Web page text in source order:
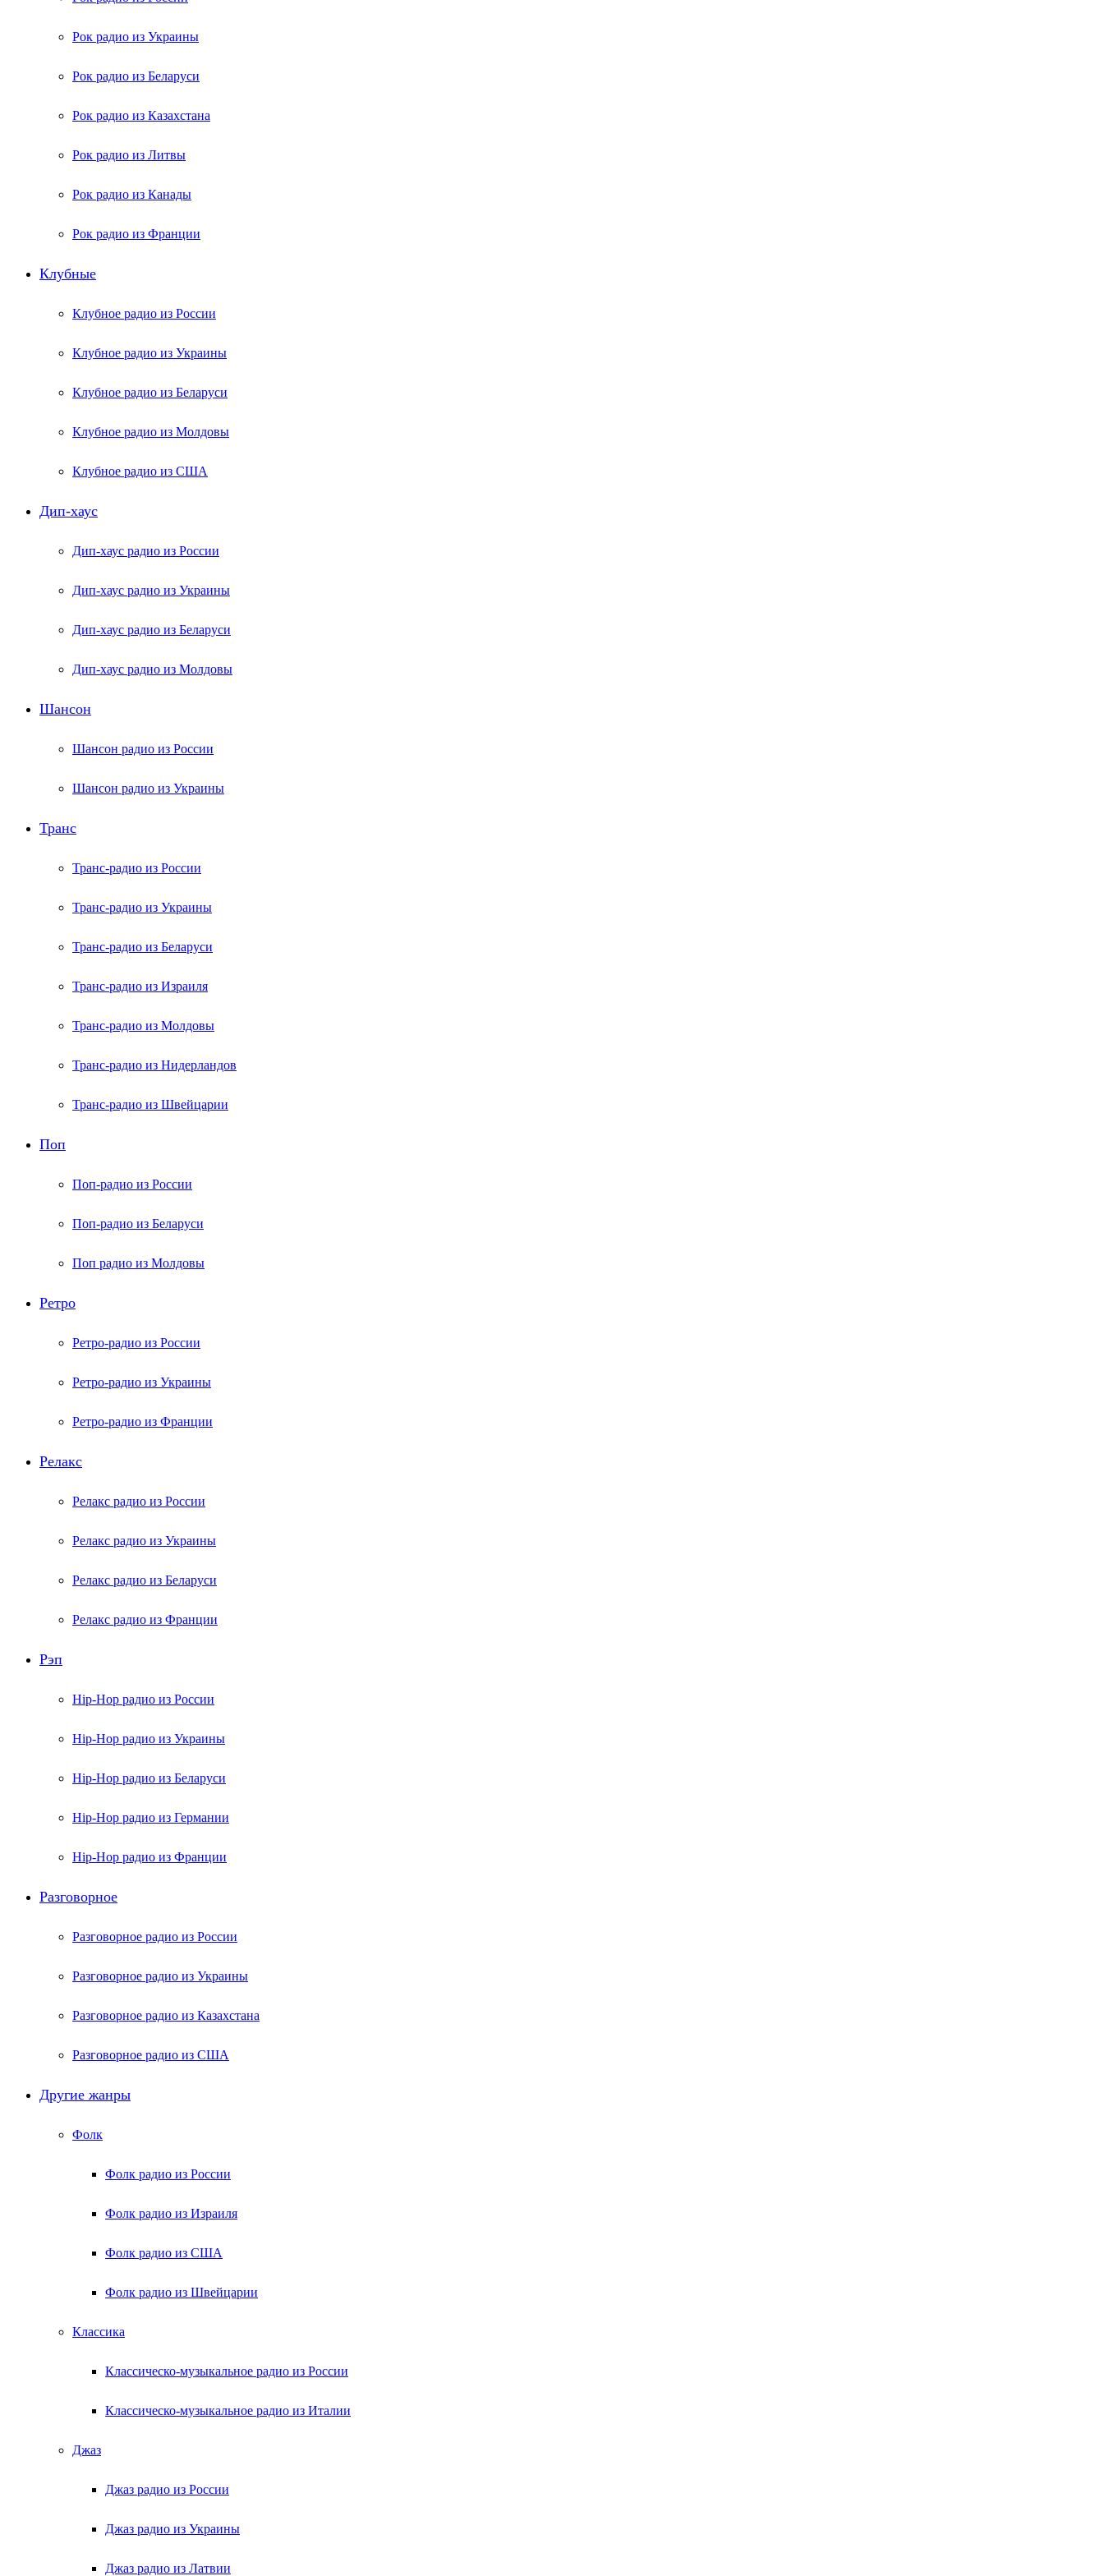
Рок радио из Украины
Рок радио из Беларуси
Рок радио из Казахстана
Рок радио из Литвы
Рок радио из Канады
Рок радио из Франции
Клубные
Клубное радио из России
Клубное радио из Украины
Клубное радио из Беларуси
Клубное радио из Молдовы
Клубное радио из США
Дип-хаус
Дип-хаус радио из России
Дип-хаус радио из Украины
Дип-хаус радио из Беларуси
Дип-хаус радио из Молдовы
Шансон
Шансон радио из России
Шансон радио из Украины
Транс
Транс-радио из России
Транс-радио из Украины
Транс-радио из Беларуси
Транс-радио из Израиля
Транс-радио из Молдовы
Транс-радио из Нидерландов
Транс-радио из Швейцарии
Поп
Поп-радио из России
Поп-радио из Беларуси
Поп радио из Молдовы
Ретро
Ретро-радио из России
Ретро-радио из Украины
Ретро-радио из Франции
Релакс
Релакс радио из России
Релакс радио из Украины
Релакс радио из Беларуси
Релакс радио из Франции
Рэп
Hip-Hop радио из России
Hip-Hop радио из Украины
Hip-Hop радио из Беларуси
Hip-Hop радио из Германии
Hip-Hop радио из Франции
Разговорное
Разговорное радио из России
Разговорное радио из Украины
Разговорное радио из Казахстана
Разговорное радио из США
Другие жанры
Фолк
Фолк радио из России
Фолк радио из Израиля
Фолк радио из США
Фолк радио из Швейцарии
Классика
Классическо-музыкальное радио из России
Классическо-музыкальное радио из Италии
Джаз
Джаз радио из России
Джаз радио из Украины
Джаз радио из Латвии